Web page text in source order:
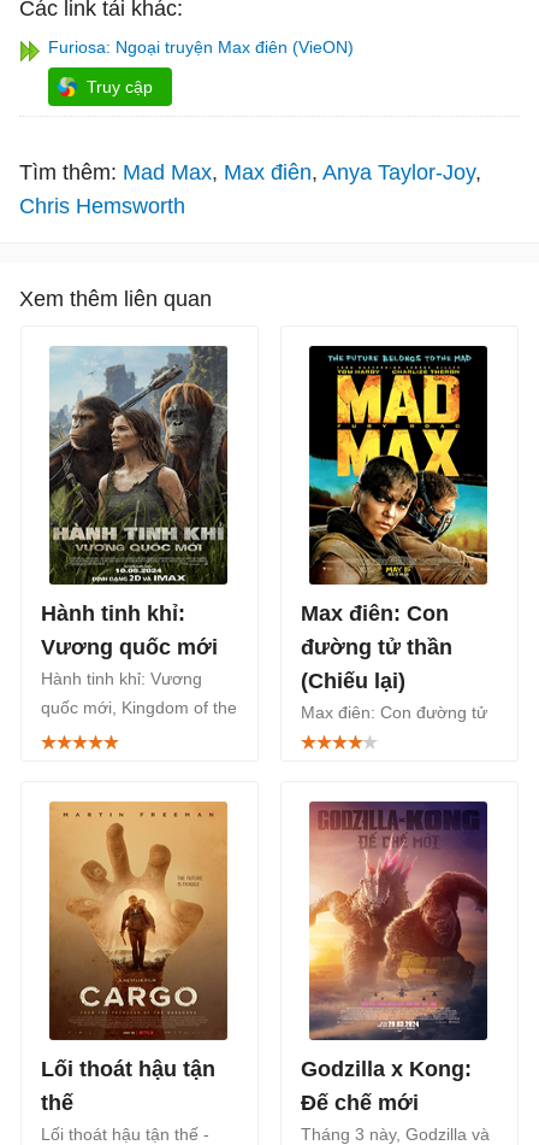
Các link tải khác:
Furiosa: Ngoại truyện Max điên (VieON)
Truy cập
Tìm thêm: Mad Max Max điên Anya Taylor-Joy
Chris Hemsworth
Xem thêm liên quan
Hành tinh khỉ:
Vương quốc mới
Hành tinh khỉ: Vương
quốc mới, Kingdom of the
Planet of the Apes, là bộ
tưởng Mỹ chiếu rạp từ
10/5/2024.
Max điên: Con
đường tử thần
(Chiếu lại)
Max điên: Con đường tử
thần, Mad Max: Fury
hành động khoa học viễn
tưởng của Mỹ năm 2015
với thành công vượt trội
cả về mặt nghệ thuật lẫn
doanh thu.
Lối thoát hậu tận
thế
Lối thoát hậu tận thế -
Godzilla x Kong:
Đế chế mới
Tháng 3 này, Godzilla và